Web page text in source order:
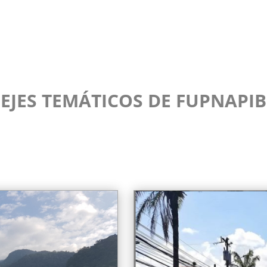
EJES TEMÁTICOS DE FUPNAPIB